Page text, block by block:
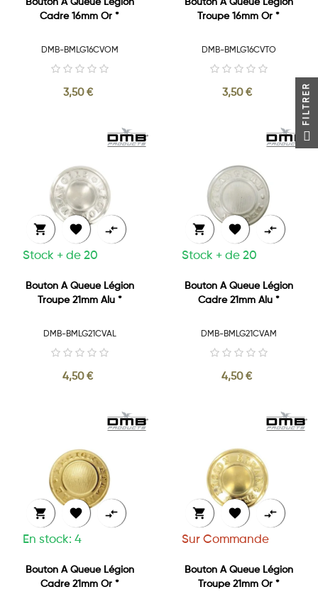
Bouton A Queue Légion
Cadre 16mm Or *
DMB-BMLG16CVOM
3,50 €
Bouton A Queue Légion
Troupe 16mm Or *
DMB-BMLG16CVTO
3,50 €
Stock + de 20
  
Bouton A Queue Légion
Troupe 21mm Alu *
DMB-BMLG21CVAL
4,50 €
Stock + de 20
  
Bouton A Queue Légion
Cadre 21mm Alu *
DMB-BMLG21CVAM
4,50 €
En stock: 4
  
Bouton A Queue Légion
Cadre 21mm Or *
Sur Commande
  
Bouton A Queue Légion
Troupe 21mm Or *
FILTRER